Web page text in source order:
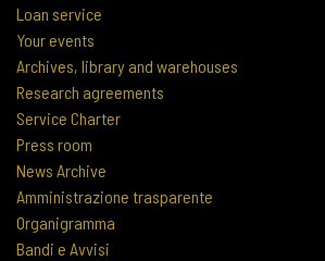
Loan service
Your events
Archives, library and warehouses
Research agreements
Service Charter
Press room
News Archive
Amministrazione trasparente
Organigramma
Bandi e Avvisi